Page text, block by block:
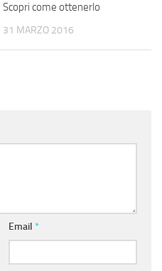
Scopri come ottenerlo
31 MARZO 2016
Email *